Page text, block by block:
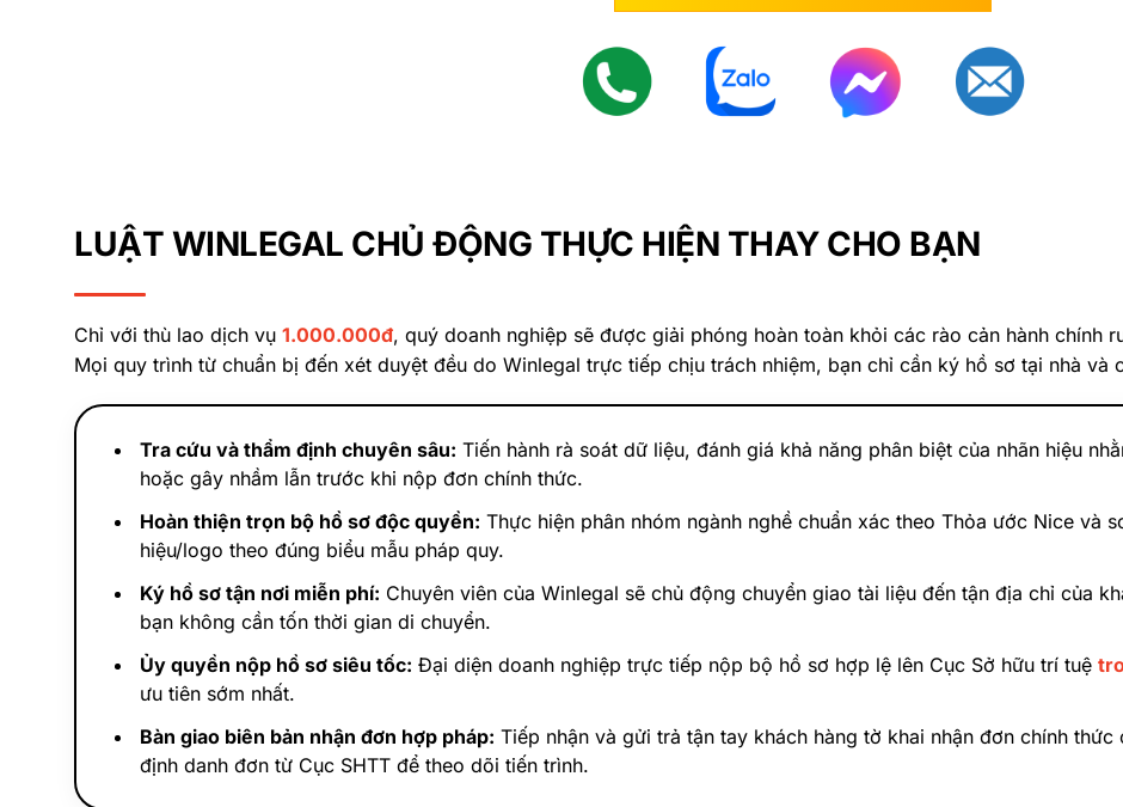
LUẬT WINLEGAL CHỦ ĐỘNG THỰC HIỆN THAY CHO BẠN
Chỉ với thù lao dịch vụ 1.000.000đ, quý doanh nghiệp sẽ được giải phóng hoàn toàn khỏi các rào cản hành chính
Mọi quy trình từ chuẩn bị đến xét duyệt đều do Winlegal trực tiếp chịu trách nhiệm, bạn chỉ cần ký hồ sơ tại nhà và
Tra cứu và thẩm định chuyên sâu: Tiến hành rà soát dữ liệu, đánh giá khả năng phân biệt của nhãn hiệu
hoặc gây nhầm lẫn trước khi nộp đơn chính thức.
Hoàn thiện trọn bộ hồ sơ độc quyền: Thực hiện phân nhóm ngành nghề chuẩn xác theo Thỏa ước Nice và
hiệu/logo theo đúng biểu mẫu pháp quy.
Ký hồ sơ tận nơi miễn phí: Chuyên viên của Winlegal sẽ chủ động chuyển giao tài liệu đến tận địa chỉ của
bạn không cần tốn thời gian di chuyển.
Ủy quyền nộp hồ sơ siêu tốc: Đại diện doanh nghiệp trực tiếp nộp bộ hồ sơ hợp lệ lên Cục Sở hữu trí tuệ
ưu tiên sớm nhất.
Bàn giao biên bản nhận đơn hợp pháp: Tiếp nhận và gửi trả tận tay khách hàng tờ khai nhận đơn chính
định danh đơn từ Cục SHTT để theo dõi tiến trình.